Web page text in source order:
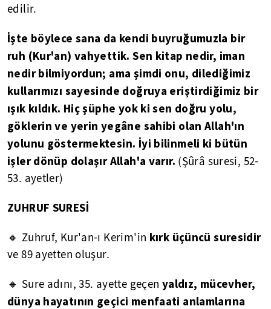
edilir.
İşte böylece sana da kendi buyruğumuzla bir
ruh (Kur'an) vahyettik. Sen kitap nedir, iman
nedir bilmiyordun; ama şimdi onu, dilediğimiz
kullarımızı sayesinde doğruya eriştirdiğimiz bir
ışık kıldık. Hiç şüphe yok ki sen doğru yolu,
göklerin ve yerin yegâne sahibi olan Allah'ın
yolunu göstermektesin. İyi bilinmeli ki bütün
işler dönüp dolaşır Allah'a varır. (Şûrâ suresi, 52-
53. ayetler)
ZUHRUF SURESİ
🔸 Zuhruf, Kur'an-ı Kerim'in kırk üçüncü suresidir
ve 89 ayetten oluşur.
🔸 Sure adını, 35. ayette geçen yaldız, mücevher,
dünya hayatının geçici menfaati anlamlarına